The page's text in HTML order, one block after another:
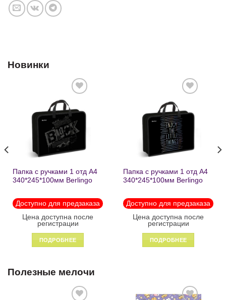
Новинки
Добавить
в список
желаний
Папка с ручками 1 отд А4
340*245*100мм Berlingo
молнии1246
Доступно для предзаказа
Цена доступна после
регистрации
ПОДРОБНЕЕ
Добавить
в список
желаний
Папка с ручками 1 отд А4
340*245*100мм Berlingo
пластик на молнии 1215
Доступно для предзаказа
Цена доступна после
регистрации
ПОДРОБНЕЕ
Полезные мелочи